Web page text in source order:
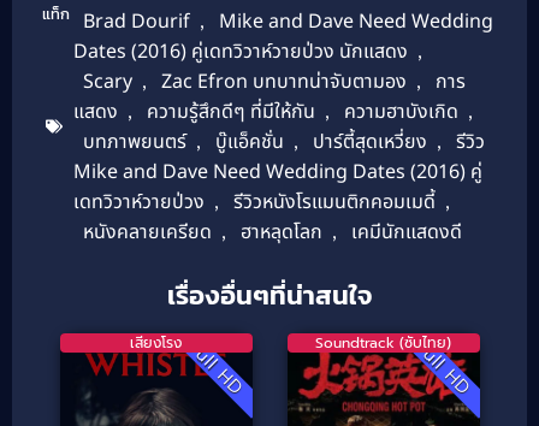
แท็ก Brad Dourif ,
Mike and Dave Need Wedding
Dates (2016) คู่เดทวิวาห์วายป่วง นักแสดง ,
Scary , Zac Efron บทบาทน่าจับตามอง ,
การ
แสดง , ความรู้สึกดีๆ ที่มีให้กัน , ความฮาบังเกิด ,
บทภาพยนตร์ , บู๊แอ็คชั่น , ปาร์ตี้สุดเหวี่ยง ,
รีวิว
Mike and Dave Need Wedding Dates (2016) คู่
เดทวิวาห์วายป่วง , รีวิวหนังโรแมนติกคอมเมดี้ ,
หนังคลายเครียด , ฮาหลุดโลก , เคมีนักแสดงดี
เรื่องอื่นๆที่น่าสนใจ
Full HD
เสียงโรง Full HD
Soundtrack (ซับไทย)